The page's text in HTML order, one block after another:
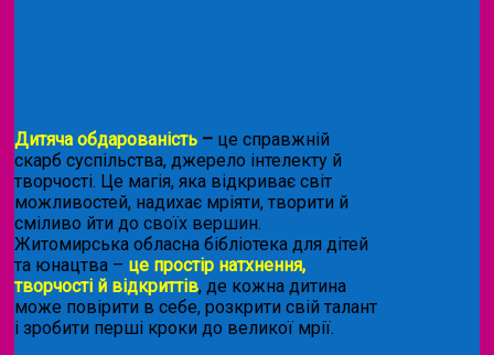
Дитяча обдарованість – це справжній
скарб суспільства, джерело інтелекту й
творчості. Це магія, яка відкриває світ
можливостей, надихає мріяти, творити й
сміливо йти до своїх вершин.
Житомирська обласна бібліотека для дітей
та юнацтва – це простір натхнення,
творчості й відкриттів, де кожна дитина
може повірити в себе, розкрити свій талант
і зробити перші кроки до великої мрії.